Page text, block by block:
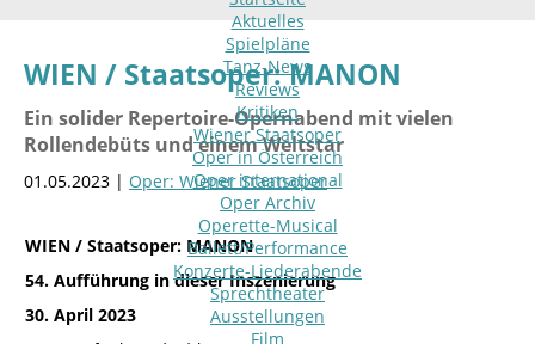
Aktuelles
Spielpläne
Tanz-News
Reviews
Kritiken
Wiener Staatsoper
Oper in Österreich
Oper international
Oper Archiv
Operette-Musical
Ballett/Performance
Konzerte-Liederabende
Sprechtheater
Ausstellungen
Film
WIEN / Staatsoper: MANON
Ein solider Repertoire-Opernabend mit vielen
Rollendebüts und einem Weltstar
01.05.2023 | Oper: Wiener Staatsoper
WIEN / Staatsoper: MANON
54. Aufführung in dieser Inszenierung
30. April 2023